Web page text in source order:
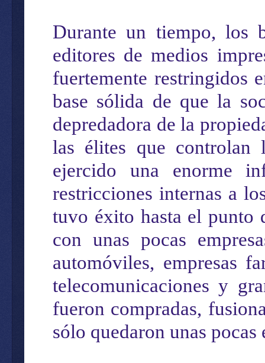
Durante un tiempo, los
editores de medios
fuertemente restringidos
base sólida de que la
depredadora de la
las élites que controlan
ejercido una enorme
restricciones internas a
tuvo éxito hasta el
con unas pocas
automóviles, empresas
telecomunicaciones y
fueron compradas,
sólo quedaron unas pocas